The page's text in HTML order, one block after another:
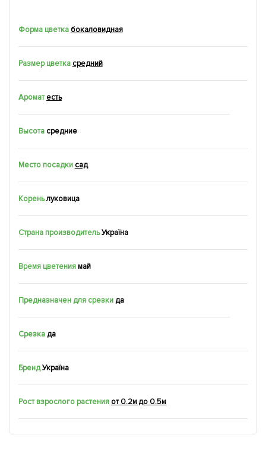
Форма цветка бокаловидная
Размер цветка средний
Аромат есть
Высота средние
Место посадки сад
Кореньлуковица
Страна производитель Україна
Время цветения май
Предназначен для срезки да
Срезкада
БрендУкраїна
Рост взрослого растения от 0.2м до 0.5м